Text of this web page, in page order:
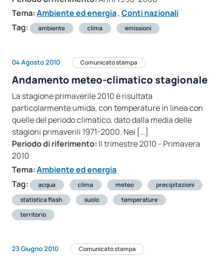
Tema:Ambiente ed energia,Conti nazionali
Tag:
ambiente clima emissioni
04 Agosto 2010 Comunicato stampa
Andamento meteo-climatico stagionale
La stagione primaverile 2010 è risultata
particolarmente umida, con temperature in linea con
quelle del periodo climatico, dato dalla media delle
stagioni primaverili 1971-2000. Nei […]
Periodo di riferimento: II trimestre 2010 - Primavera
2010
Tema:Ambiente ed energia
Tag:
acqua clima meteo
precipitazioni
statistica flash
suolo
temperature
territorio
23 Giugno 2010 Comunicato stampa